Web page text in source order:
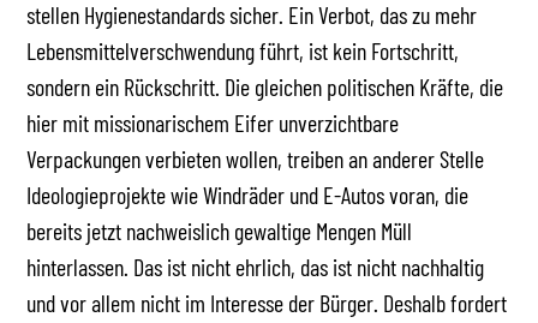
stellen Hygienestandards sicher. Ein Verbot, das zu mehr
Lebensmittelverschwendung führt, ist kein Fortschritt,
sondern ein Rückschritt. Die gleichen politischen Kräfte, die
hier mit missionarischem Eifer unverzichtbare
Verpackungen verbieten wollen, treiben an anderer Stelle
Ideologieprojekte wie Windräder und E-Autos voran, die
bereits jetzt nachweislich gewaltige Mengen Müll
hinterlassen. Das ist nicht ehrlich, das ist nicht nachhaltig
und vor allem nicht im Interesse der Bürger. Deshalb fordert